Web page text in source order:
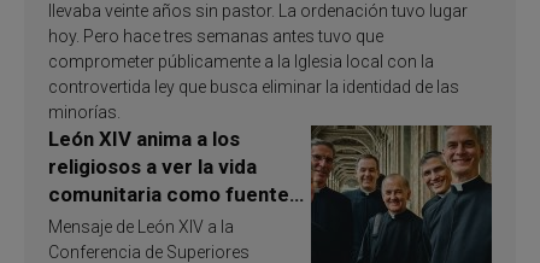
llevaba veinte años sin pastor. La ordenación tuvo lugar
hoy. Pero hace tres semanas antes tuvo que
comprometer públicamente a la Iglesia local con la
controvertida ley que busca eliminar la identidad de las
minorías.
León XIV anima a los
religiosos a ver la vida
comunitaria como fuente
de inspiración y
santificación
Mensaje de León XIV a la
Conferencia de Superiores